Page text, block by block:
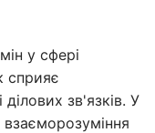
у сфері
сприяє
зв'язків. У
взаєморозуміння